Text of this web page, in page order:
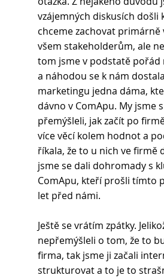
vzájemných diskusích došli
chceme zachovat primárně
všem stakeholderům, ale
tom jsme v podstatě pořád
a náhodou se k nám
marketingu jedna dáma,
dávno v ComApu. My jsme
přemýšleli, jak začít po
více věcí kolem hodnot a
říkala, že to u nich ve firmě
jsme se dali dohromady s
ComApu, kteří prošli tímto
let před námi.
Ještě se vrátím zpátky.
nepřemýšleli o tom, že to
firma, tak jsme ji začali
strukturovat a to je to